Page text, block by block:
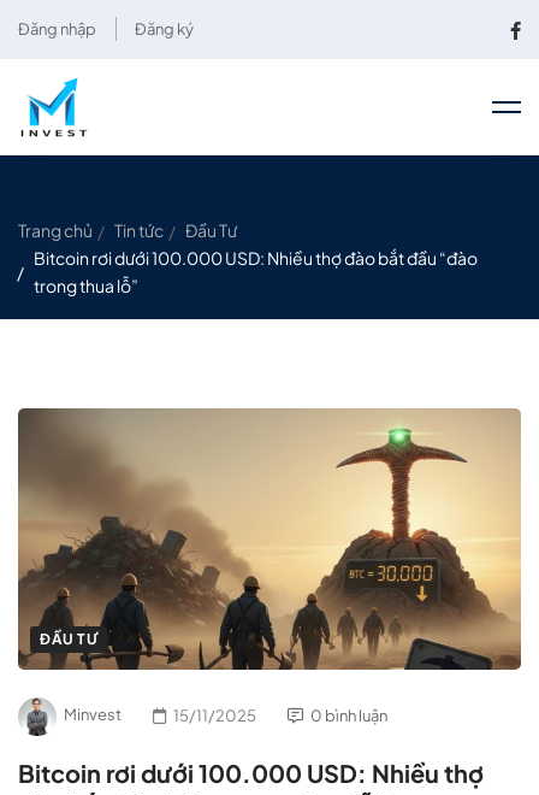
Đăng nhập Đăng ký
Trang chủ Tin tức
Đầu Tư
Bitcoin rơi dưới 100.000 USD: Nhiều thợ đào bắt đầu “đào
trong thua lỗ”
ĐẦU TƯ
Minvest 15/11/2025 0 bình luận
Bitcoin rơi dưới 100.000 USD: Nhiều thợ